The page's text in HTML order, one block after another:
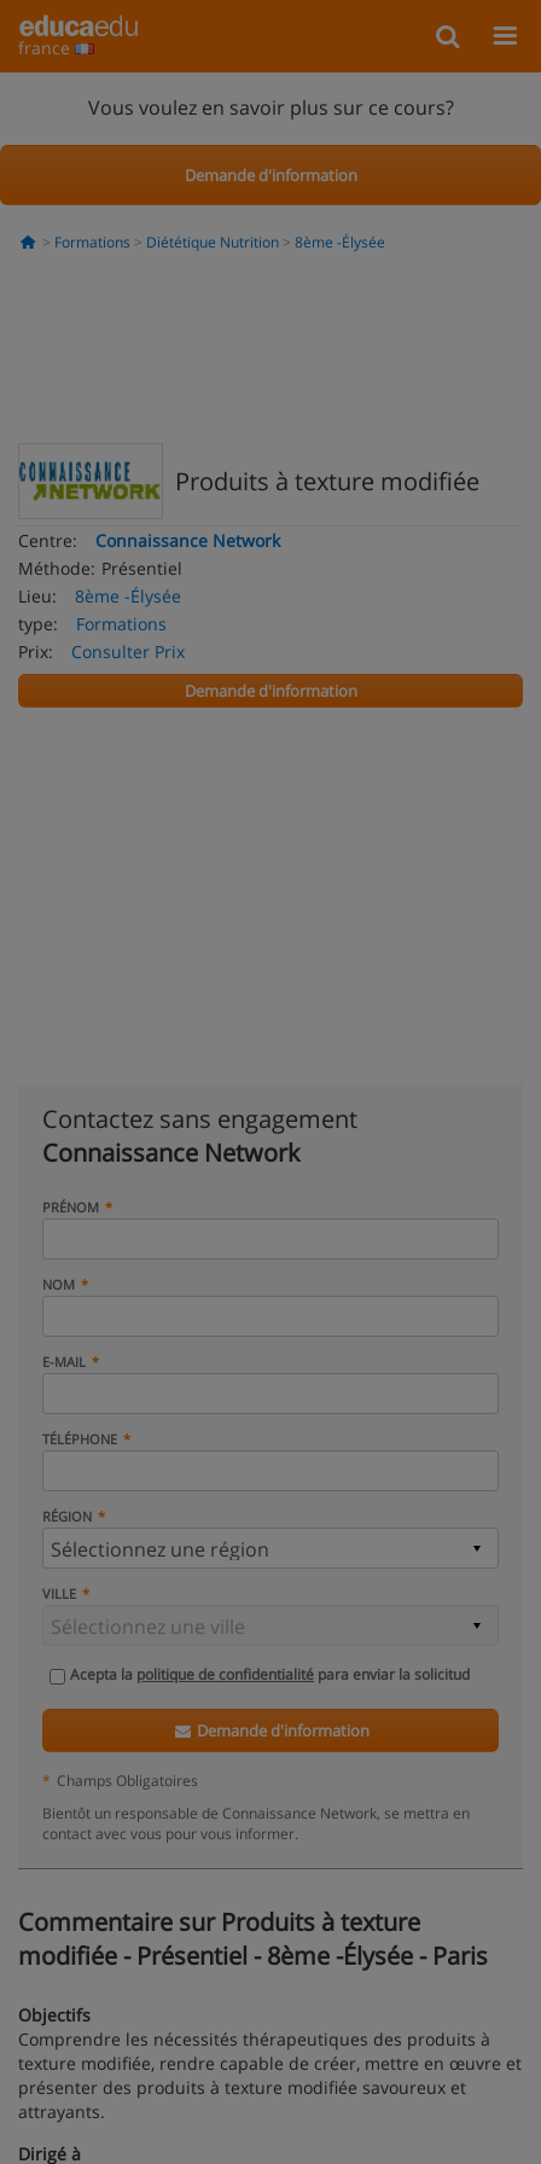
france
Vous voulez en savoir plus sur ce cours?
Demande d'information
Formations Diététique Nutrition 8ème -Élysée
Produits à texture modifiée
Centre:
Connaissance Network
Méthode: Présentiel
Lieu:
8ème -Élysée
type:
Formations
Prix:
Consulter Prix
Demande d'information
Contactez sans engagement
Connaissance Network
PRÉNOM
NOM
E-MAIL
TÉLÉPHONE
RÉGION
VILLE
Acepta la politique de confidentialité para enviar la solicitud
Demande d'information
* Champs Obligatoires
Bientôt un responsable de Connaissance Network, se mettra en
contact avec vous pour vous informer.
Commentaire sur Produits à texture
modifiée - Présentiel - 8ème -Élysée - Paris
Objectifs
Comprendre les nécessités thérapeutiques des produits à
texture modifiée, rendre capable de créer, mettre en œuvre et
présenter des produits à texture modifiée savoureux et
attrayants.
Dirigé à